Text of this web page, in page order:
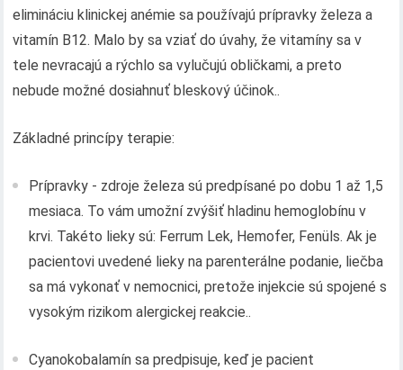
elimináciu klinickej anémie sa používajú prípravky železa a
vitamín B12. Malo by sa vziať do úvahy, že vitamíny sa v
tele nevracajú a rýchlo sa vylučujú obličkami, a preto
nebude možné dosiahnuť bleskový účinok..
Základné princípy terapie:
Prípravky - zdroje železa sú predpísané po dobu 1 až 1,5
mesiaca. To vám umožní zvýšiť hladinu hemoglobínu v
krvi. Takéto lieky sú: Ferrum Lek, Hemofer, Fenüls. Ak je
pacientovi uvedené lieky na parenterálne podanie, liečba
sa má vykonať v nemocnici, pretože injekcie sú spojené s
vysokým rizikom alergickej reakcie..
Cyanokobalamín sa predpisuje, keď je pacient